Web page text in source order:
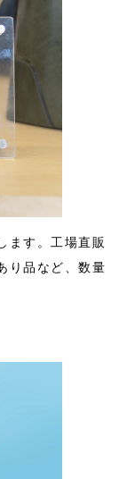
ます。工場直販
り品など、数量